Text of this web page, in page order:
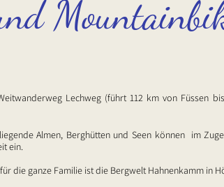
Lechweg (führt 112 km von Füssen
Almen, Berghütten und Seen können im
ein.
die ganze Familie ist die Bergwelt Hahnenkamm in